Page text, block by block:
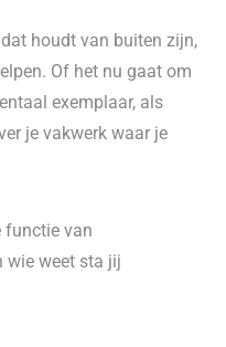
houdt van buiten zijn,
Of het nu gaat om
exemplaar, als
je vakwerk waar je
functie van
wie weet sta jij